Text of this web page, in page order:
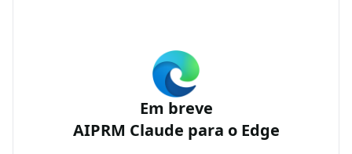
Em breve
AIPRM Claude para o Edge